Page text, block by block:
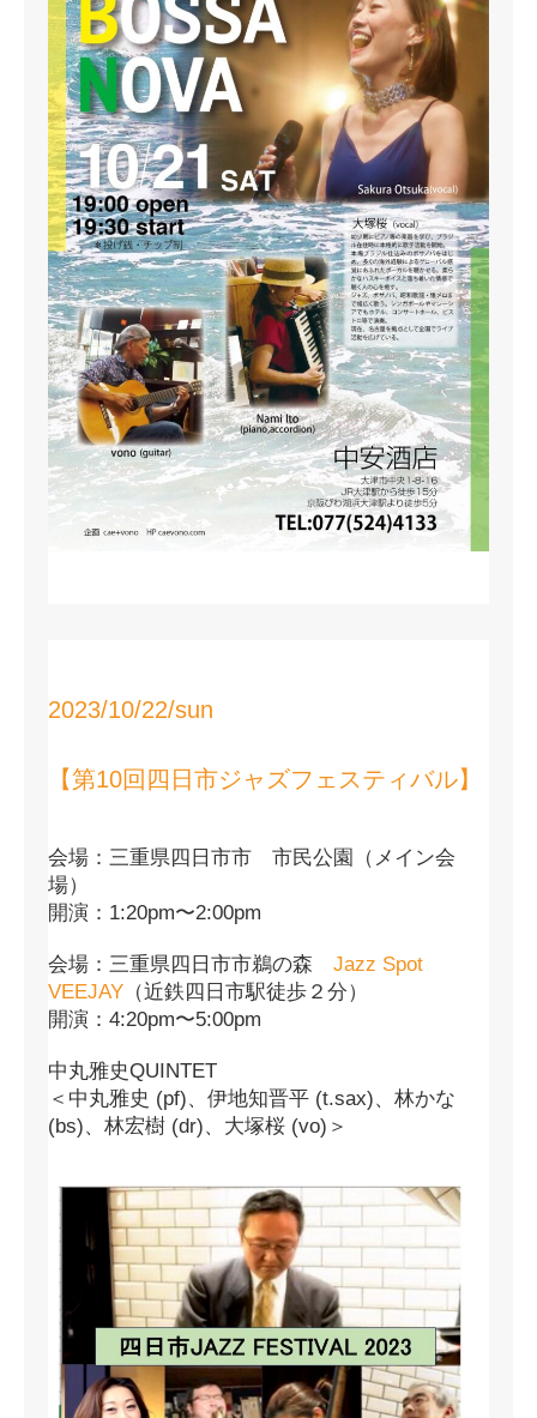
2023/10/22/sun
【第10回四日市ジャズフェスティバル】
会場：三重県四日市市 市民公園（メイン会
場）
開演：1:20pm〜2:00pm
会場：三重県四日市市鵜の森 Jazz Spot
VEEJAY （近鉄四日市駅徒歩２分）
開演：4:20pm〜5:00pm
中丸雅史QUINTET
＜中丸雅史 (pf)、伊地知晋平 (t.sax)、林かな
(bs)、林宏樹 (dr)、大塚桜 (vo)＞